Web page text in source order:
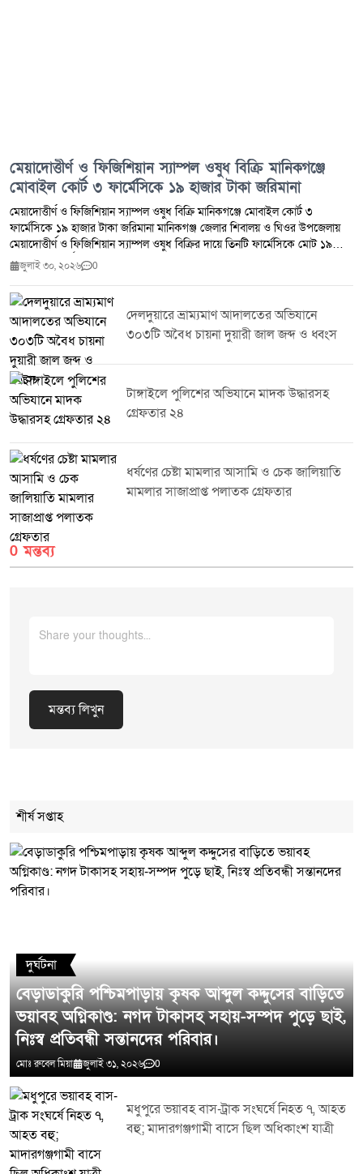
মেয়াদোত্তীর্ণ ও ফিজিশিয়ান স্যাম্পল ওষুধ বিক্রি মানিকগঞ্জে
মোবাইল কোর্ট ৩ ফার্মেসিকে ১৯ হাজার টাকা জরিমানা
মেয়াদোত্তীর্ণ ও ফিজিশিয়ান স্যাম্পল ওষুধ বিক্রি মানিকগঞ্জে মোবাইল কোর্ট ৩
ফার্মেসিকে ১৯ হাজার টাকা জরিমানা মানিকগঞ্জ জেলার শিবালয় ও ঘিওর উপজেলায়
মেয়াদোত্তীর্ণ ও ফিজিশিয়ান স্যাম্পল ওষুধ বিক্রির দায়ে তিনটি ফার্মেসিকে মোট ১৯
হাজার টাকা অর্থদণ্ড প্রদান করেছে ভ্রাম্যমাণ আদালত।মঙ্গলবার (২৮ জুলাই ২০২৬)
ঔষধ প্রশাসন জেলা কার্যালয় মানিকগঞ্জ এবং জেলা প্রশাসন মানিকগঞ্জের সমন্বয়ে
শিবালয় ও ঘিওর উপজেলার মোট পাঁচটি ফার্মেসিতে মোবাইল কোর্ট পরিচালিত হয়।
অভিযান চলাকালে মেয়াদোত্তীর্ণ ওষুধ সংরক্ষণ ও বিক্রি এবং ফিজিশিয়ান স্যাম্পল বিক্রির
প্রমাণ পাওয়ায় ঔষধ ও কসমেটিক আইন ২০২৩-এর ৪০(খ) ও ৪০(গ) ধারায় তিনটি
ফার্মেসিকে সর্বমোট ১৯,০০০ (উনিশ হাজার) টাকা অর্থদণ্ড করা হয়।সংশ্লিষ্ট কর্তৃপক্ষ
জানিয়েছে, জনস্বাস্থ্য সুরক্ষা এবং নিরাপদ ওষুধ সরবরাহ নিশ্চিত করতে এ ধরনের
অভিযান ভবিষ্যতেও নিয়মিতভাবে অব্যাহত থাকবে।
জুলাই ৩০, ২০২৬ 0
দেলদুয়ারে ভ্রাম্যমাণ আদালতের অভিযানে
৩০৩টি অবৈধ চায়না দুয়ারী জাল জব্দ ও ধ্বংস
টাঙ্গাইলে পুলিশের অভিযানে মাদক উদ্ধারসহ
গ্রেফতার ২৪
ধর্ষণের চেষ্টা মামলার আসামি ও চেক জালিয়াতি
মামলার সাজাপ্রাপ্ত পলাতক গ্রেফতার
0 মন্তব্য
মন্তব্য লিখুন
শীর্ষ সপ্তাহ
দুর্ঘটনা
বেড়াডাকুরি পশ্চিমপাড়ায় কৃষক আব্দুল কদ্দুসের বাড়িতে
ভয়াবহ অগ্নিকাণ্ড: নগদ টাকাসহ সহায়-সম্পদ পুড়ে ছাই,
নিঃস্ব প্রতিবন্ধী সন্তানদের পরিবার।
মোঃ রুবেল মিয়া জুলাই ৩১, ২০২৬ 0
মধুপুরে ভয়াবহ বাস-ট্রাক সংঘর্ষে নিহত ৭, আহত
বহু; মাদারগঞ্জগামী বাসে ছিল অধিকাংশ যাত্রী